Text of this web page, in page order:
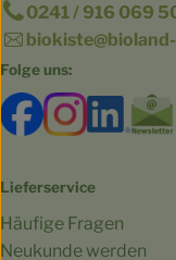
0241 / 916 069
Folge uns:
Externer Link
Externer
Lieferservice
Häufige Fragen
Neukunde werden